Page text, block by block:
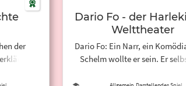
der
Dario Fo - der
Welttheater
Dario Fo: Ein Narr, ein
Schelm wollte er sein. Er